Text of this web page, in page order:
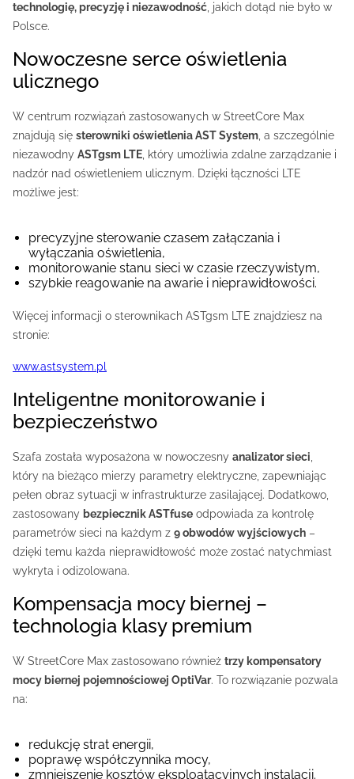
technologię, precyzję i niezawodność , jakich dotąd nie było w
Polsce.
Nowoczesne serce oświetlenia
ulicznego
W centrum rozwiązań zastosowanych w StreetCore Max
znajdują się sterowniki oświetlenia AST System , a szczególnie
niezawodny ASTgsm LTE , który umożliwia zdalne zarządzanie i
nadzór nad oświetleniem ulicznym. Dzięki łączności LTE
możliwe jest:
precyzyjne sterowanie czasem załączania i
wyłączania oświetlenia,
monitorowanie stanu sieci w czasie rzeczywistym,
szybkie reagowanie na awarie i nieprawidłowości.
Więcej informacji o sterownikach ASTgsm LTE znajdziesz na
stronie:
www.astsystem.pl
Inteligentne monitorowanie i
bezpieczeństwo
Szafa została wyposażona w nowoczesny analizator sieci
który na bieżąco mierzy parametry elektryczne, zapewniając
pełen obraz sytuacji w infrastrukturze zasilającej. Dodatkowo,
zastosowany bezpiecznik ASTfuse odpowiada za kontrolę
parametrów sieci na każdym z 9 obwodów wyjściowych –
dzięki temu każda nieprawidłowość może zostać natychmiast
wykryta i odizolowana.
Kompensacja mocy biernej –
technologia klasy premium
W StreetCore Max zastosowano również trzy kompensatory
mocy biernej pojemnościowej OptiVar. To rozwiązanie pozwala
na:
redukcję strat energii,
poprawę współczynnika mocy,
zmniejszenie kosztów eksploatacyjnych instalacji.